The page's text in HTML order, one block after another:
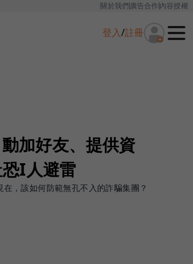
關於我們廣告合作內容授權
登入/註冊
加好友、提供資
I人避雷
，該如何防範無孔不入的詐騙集團？